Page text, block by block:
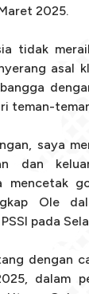
2025.
tidak
asal
teman-
saya
dan
mencetak
Ole
pada
dengan
dalam